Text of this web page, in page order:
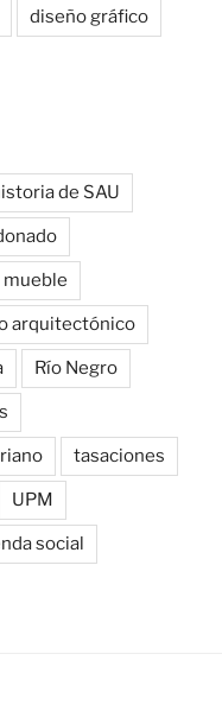
diseño gráfico
de SAU
mueble
arquitectónico
Río Negro
tasaciones
UPM
social